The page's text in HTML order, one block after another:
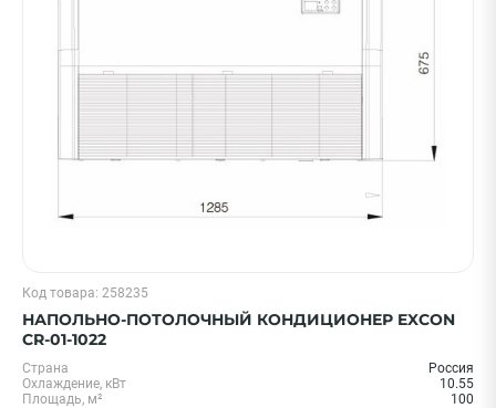
Цена 0 - 2000000 ₽
—
1,5 кВт - 05 BTU
3.5 кВт - 12 BTU
7.0 кВт - 24 BTU
Код товара: 258235
НАПОЛЬНО-ПОТОЛОЧНЫЙ КОНДИЦИОНЕР EXCON
CR-01-1022
Страна
Россия
Охлаждение, кВт
10.55
Площадь, м²
100